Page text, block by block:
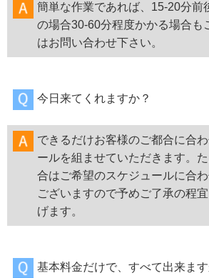
簡単な作業であれば、15-20分前
の場合30-60分程度かかる場合も
はお問い合わせ下さい。
今日来てくれますか？
できるだけお客様のご都合に合
ールを組ませていただきます。
合はご希望のスケジュールに合
ございますので予めご了承の程
げます。
基本料金だけで、すべて出来ます